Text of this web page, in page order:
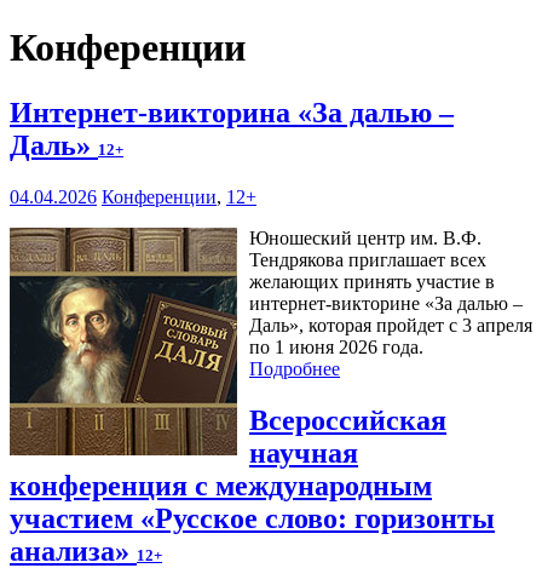
Конференции
Интернет-викторина «За далью –
Даль» 12+
04.04.2026 Конференции, 12+
Юношеский центр им. В.Ф.
Тендрякова приглашает всех
желающих принять участие в
интернет-викторине «За далью –
Даль», которая пройдет с 3 апреля
по 1 июня 2026 года.
Подробнее
Всероссийская
научная
конференция с международным
участием «Русское слово: горизонты
анализа» 12+